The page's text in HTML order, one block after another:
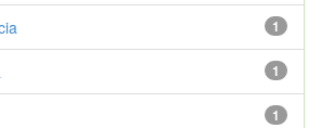
1
1
1